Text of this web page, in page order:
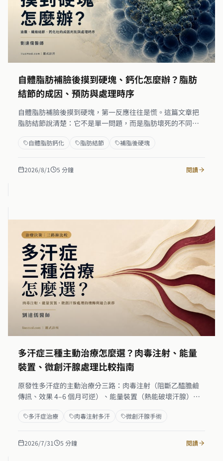
自體脂肪補臉後摸到硬塊、鈣化怎麼辦？脂肪
結節的成因、預防與處理時序
自體脂肪補臉後摸到硬塊，第一反應往往是慌。這篇文章把
脂肪結節說清楚：它不是單一問題，而是脂肪壞死的不同階
影像，處理方式也不同。從成因（注射量集中、層次不均）
架，讓你知道面對的是什麼，再決定下一步。
自體脂肪鈣化 脂肪結節 補脂後硬塊
2026/8/1 5 分鐘 閱讀
多汗症三種主動治療怎麼選？肉毒注射、能量
裝置、微創汗腺處理比較指南
原發性多汗症的主動治療分三路：肉毒注射（阻斷乙醯膽鹼
傳訊、效果 4–6 個月可逆）、能量裝置（熱能破壞汗腺）、
適合族群各異，沒有單一最佳解。本文整理三路線差異與決
多汗症治療 肉毒注射多汗 微創汗腺手術
2026/7/31 5 分鐘 閱讀